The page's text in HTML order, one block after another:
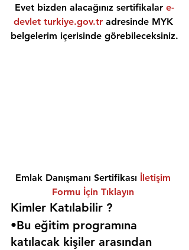
Evet bizden alacağınız sertifikalar e-
devlet turkiye.gov.tr adresinde MYK
belgelerim içerisinde görebileceksiniz.
Emlak Danışmanı Sertifikası İletişim
Formu İçin Tıklayın
Kimler Katılabilir ?
•Bu eğitim programına
katılacak kişiler arasından